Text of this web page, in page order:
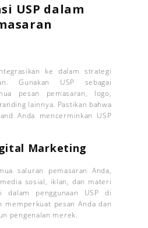
USP dalam
ke dalam strategi
Gunakan USP sebagai
pesan pemasaran, logo,
lainnya. Pastikan bahwa
Anda mencerminkan USP
Marketing
saluran pemasaran Anda,
sosial, iklan, dan materi
dalam penggunaan USP di
memperkuat pesan Anda dan
pengenalan merek.